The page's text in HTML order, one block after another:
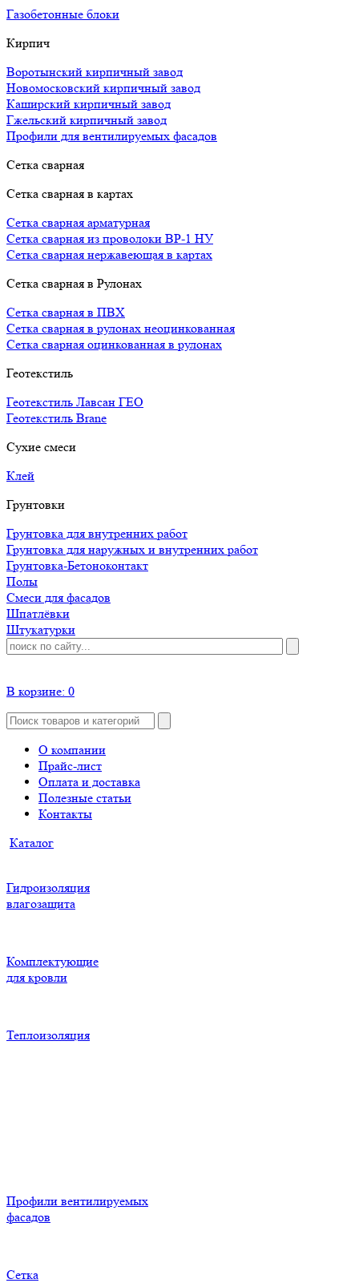
Газобетонные блоки
Кирпич
Воротынский кирпичный завод
Новомосковский кирпичный завод
Каширский кирпичный завод
Гжельский кирпичный завод
Профили для вентилируемых фасадов
Сетка сварная
Сетка сварная в картах
Сетка сварная арматурная
Сетка сварная из проволоки ВР-1 НУ
Сетка сварная нержавеющая в картах
Сетка сварная в Рулонах
Сетка сварная в ПВХ
Сетка сварная в рулонах неоцинкованная
Сетка сварная оцинкованная в рулонах
Геотекстиль
Геотекстиль Лавсан ГЕО
Геотекстиль Brane
Сухие смеси
Клей
Грунтовки
Грунтовка для внутренних работ
Грунтовка для наружных и внутренних работ
Грунтовка-Бетоноконтакт
Полы
Смеси для фасадов
Шпатлёвки
Штукатурки
В корзине: 0
О компании
Прайс-лист
Оплата и доставка
Полезные статьи
Контакты
Каталог
Гидроизоляция
влагозащита
Комплектующие
для кровли
Теплоизоляция
Профили вентилируемых
фасадов
Сетка